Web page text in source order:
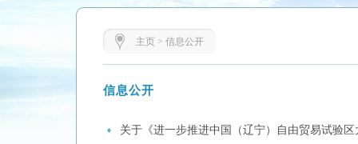
主页> 信息公开
信息公开
关于《进一步推进中国（辽宁）自由贸易试验